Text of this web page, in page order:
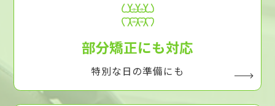
部分矯正にも対応
特別な日の準備にも